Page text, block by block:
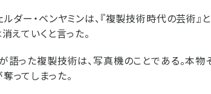
ルダー・ベンヤミンは、『複製技術時代の芸術
消えていくと言った。
語った複製技術は、写真機のことである。本
ってしまった。